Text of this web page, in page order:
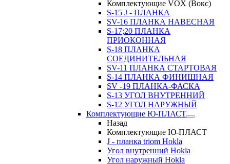
Комплектующие VOX (Вокс)
S-15 J - ПЛАНКА
SV-16 ПЛАНКА НАВЕСНАЯ
S-17;20 ПЛАНКА
ПРИОКОННАЯ
S-18 ПЛАНКА
СОЕДИНИТЕЛЬНАЯ
SV-11 ПЛАНКА СТАРТОВАЯ
S-14 ПЛАНКА ФИНИШНАЯ
SV -19 ПЛАНКА-ФАСКА
S-13 УГОЛ ВНУТРЕННИЙ
S-12 УГОЛ НАРУЖНЫЙ
Комплектующие Ю-ПЛАСТ
Назад
Комплектующие Ю-ПЛАСТ
J - планка triom Hokla
Угол внутренний Hokla
Угол наружный Hokla